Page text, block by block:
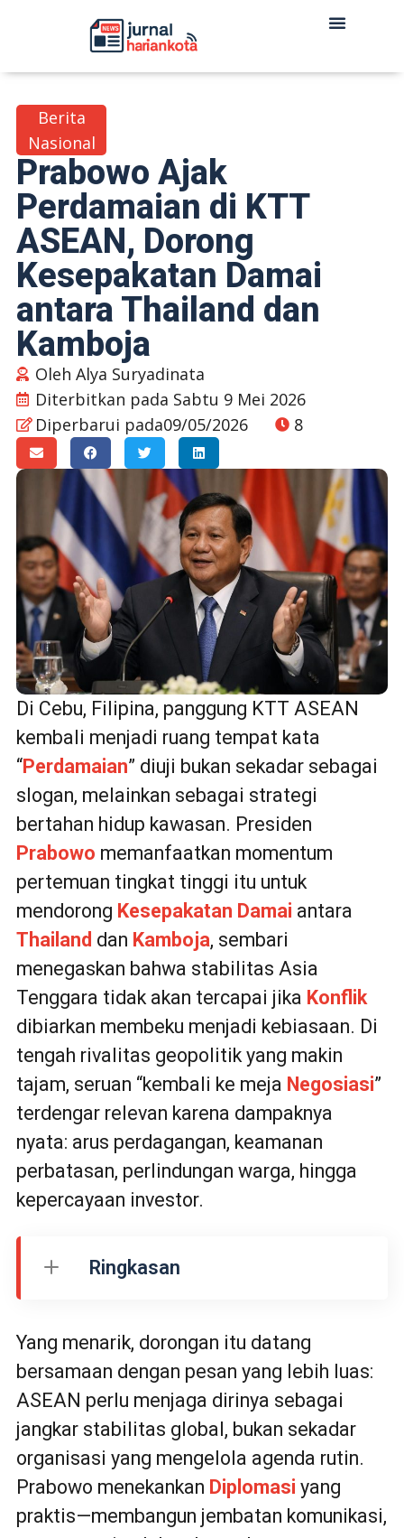
Berita
Nasional
Prabowo Ajak
Perdamaian di KTT
ASEAN, Dorong
Kesepakatan Damai
antara Thailand dan
Kamboja
Oleh Alya Suryadinata
Diterbitkan pada Sabtu 9 Mei 2026
Diperbarui pada09/05/2026
8
Di Cebu, Filipina, panggung KTT ASEAN
kembali menjadi ruang tempat kata
“Perdamaian” diuji bukan sekadar sebagai
slogan, melainkan sebagai strategi
bertahan hidup kawasan. Presiden
Prabowo memanfaatkan momentum
pertemuan tingkat tinggi itu untuk
mendorong Kesepakatan Damai antara
Thailand dan Kamboja, sembari
menegaskan bahwa stabilitas Asia
Tenggara tidak akan tercapai jika Konflik
dibiarkan membeku menjadi kebiasaan. Di
tengah rivalitas geopolitik yang makin
tajam, seruan “kembali ke meja Negosiasi”
terdengar relevan karena dampaknya
nyata: arus perdagangan, keamanan
perbatasan, perlindungan warga, hingga
kepercayaan investor.
Ringkasan
Yang menarik, dorongan itu datang
bersamaan dengan pesan yang lebih luas:
ASEAN perlu menjaga dirinya sebagai
jangkar stabilitas global, bukan sekadar
organisasi yang mengelola agenda rutin.
Prabowo menekankan Diplomasi yang
praktis—membangun jembatan komunikasi,